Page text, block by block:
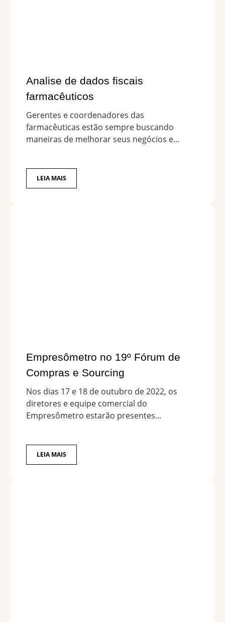
Analise de dados fiscais
farmacêuticos
Gerentes e coordenadores das
farmacêuticas estão sempre buscando
maneiras de melhorar seus negócios e...
LEIA MAIS
Empresômetro no 19º Fórum de
Compras e Sourcing
Nos dias 17 e 18 de outubro de 2022, os
diretores e equipe comercial do
Empresômetro estarão presentes...
LEIA MAIS